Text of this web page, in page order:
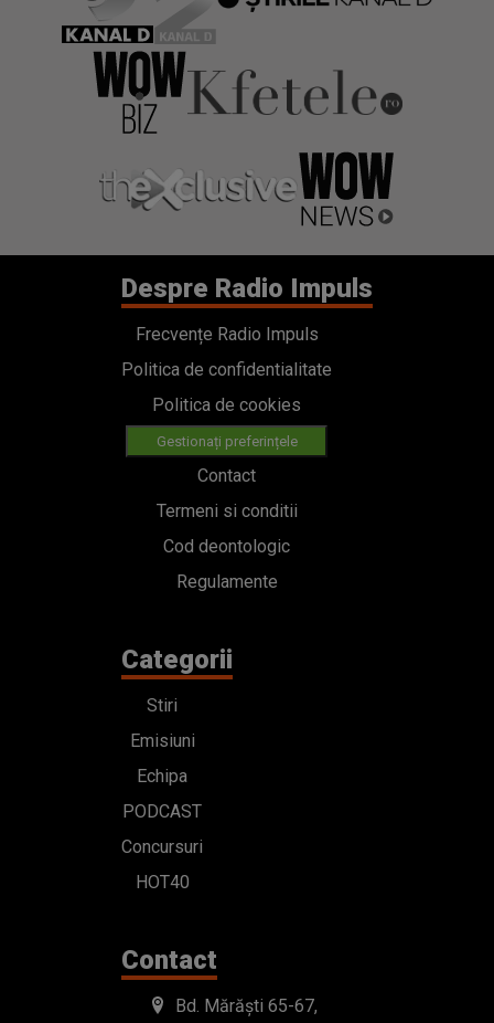
Despre Radio Impuls
Frecvențe Radio Impuls
Politica de confidentialitate
Politica de cookies
Gestionați preferințele
Contact
Termeni si conditii
Cod deontologic
Regulamente
Categorii
Stiri
Emisiuni
Echipa
PODCAST
Concursuri
HOT40
Contact
Bd. Mărăști 65-67,